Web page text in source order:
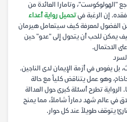
"الهولوكوست"، وتامارا العائدة من
إن الرغبة فيتحميل رواية أعداء
من الفضول لمعرفة كيف سيتعامل هيرمان
يمكن للحب أن يتحول إلى "عدو" حين
الاحتمال.
بل يغوص في أزمة الإيمان لدى الناجين.
وهو عمل يتناقض كلياً مع حالة
الرواية تطرح أسئلة كبرى حول العدالة
في عالم شهد دماراً شاملاً، مما يمنح
يتوقف طويلاً عند كل حوار.